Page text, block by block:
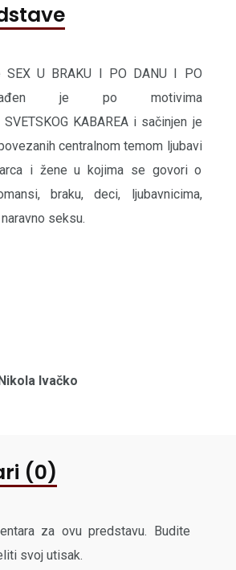
SEX U BRAKU I PO DANU I PO
je po motivima
SVETSKOG KABAREA i sačinjen je
centralnom temom ljubavi
i žene u kojima se govori o
braku, deci, ljubavnicima,
seksu.
Ivačko
(0)
za ovu predstavu. Budite
svoj utisak.